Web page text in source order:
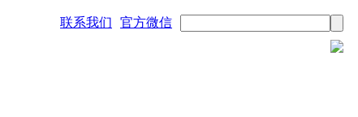
联系我们 官方微信